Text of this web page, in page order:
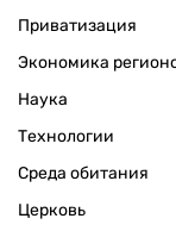
Приватизация
Экономика
Наука
Технологии
Среда обитания
Церковь